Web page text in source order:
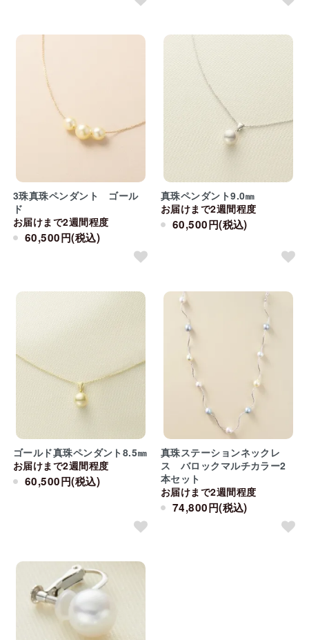
3珠真珠ペンダント ゴール
ド
お届けまで2週間程度
60,500円(税込)
真珠ペンダント9.0㎜
お届けまで2週間程度
60,500円(税込)
ゴールド真珠ペンダント8.5㎜
お届けまで2週間程度
60,500円(税込)
真珠ステーションネックレ
ス バロックマルチカラー2
本セット
お届けまで2週間程度
74,800円(税込)